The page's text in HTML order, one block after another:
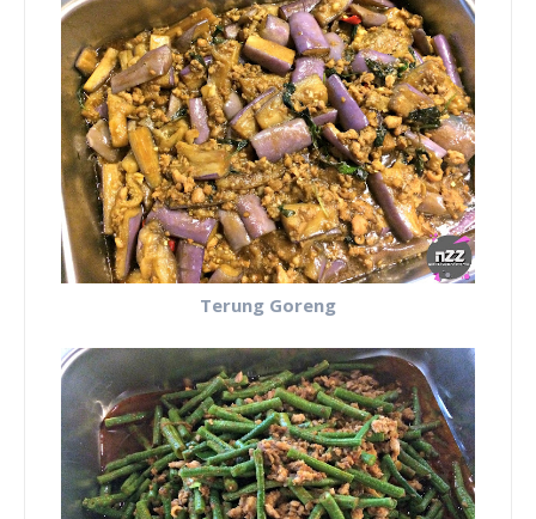
Terung Goreng